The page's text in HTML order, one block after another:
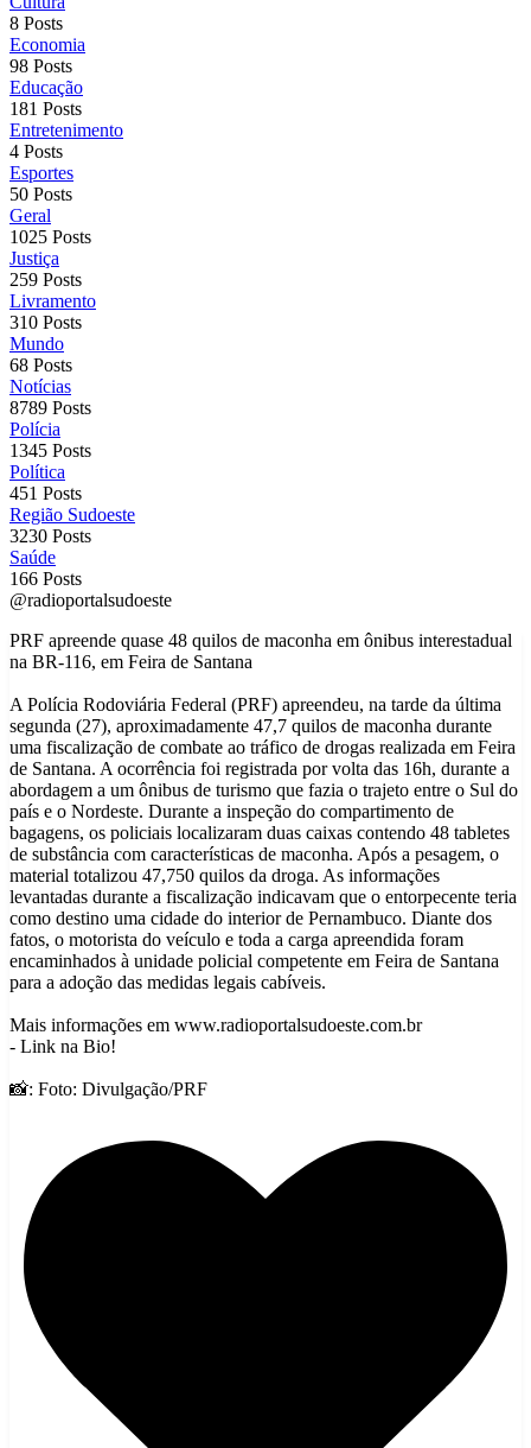
8 Posts
Economia
98 Posts
Educação
181 Posts
Entretenimento
4 Posts
Esportes
50 Posts
Geral
1025 Posts
Justiça
259 Posts
Livramento
310 Posts
Mundo
68 Posts
Notícias
8789 Posts
Polícia
1345 Posts
Política
451 Posts
Região Sudoeste
3230 Posts
Saúde
166 Posts
@radioportalsudoeste
PRF apreende quase 48 quilos de maconha em ônibus interestadual
na BR-116, em Feira de Santana
A Polícia Rodoviária Federal (PRF) apreendeu, na tarde da última
segunda (27), aproximadamente 47,7 quilos de maconha durante
uma fiscalização de combate ao tráfico de drogas realizada em Feira
de Santana. A ocorrência foi registrada por volta das 16h, durante a
abordagem a um ônibus de turismo que fazia o trajeto entre o Sul do
país e o Nordeste. Durante a inspeção do compartimento de
bagagens, os policiais localizaram duas caixas contendo 48 tabletes
de substância com características de maconha. Após a pesagem, o
material totalizou 47,750 quilos da droga. As informações
levantadas durante a fiscalização indicavam que o entorpecente teria
como destino uma cidade do interior de Pernambuco. Diante dos
fatos, o motorista do veículo e toda a carga apreendida foram
encaminhados à unidade policial competente em Feira de Santana
para a adoção das medidas legais cabíveis.
Mais informações em www.radioportalsudoeste.com.br
- Link na Bio!
📸: Foto: Divulgação/PRF